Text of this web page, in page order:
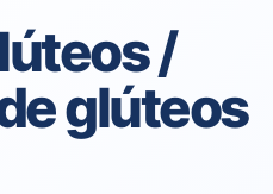
/
glúteos